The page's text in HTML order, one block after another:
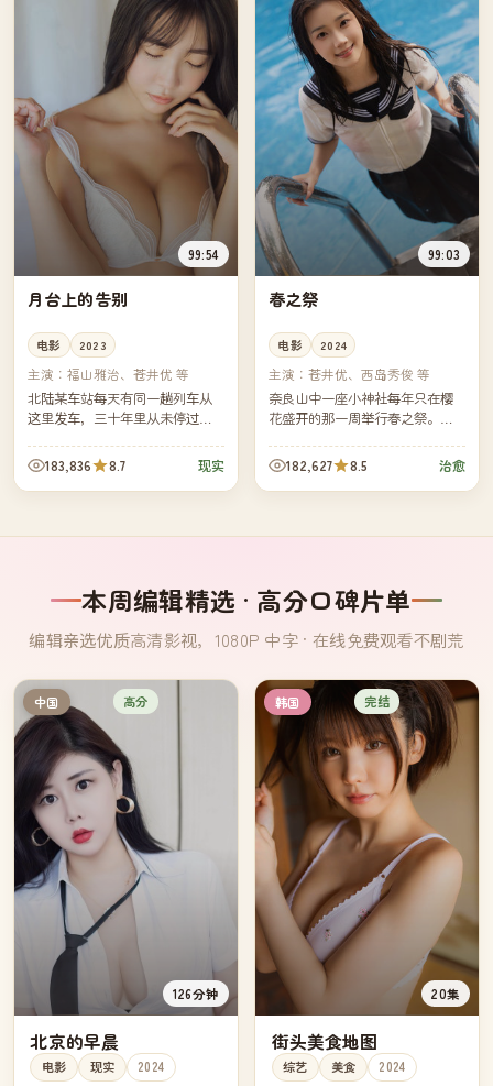
99:54
月台上的告别
电影 2023
主演： 福山雅治、苍井优 等
北陆某车站每天有同一趟列车从
这里发车，三十年里从未停过。
老乘客回到月台，各自说出他们
和这趟列车之间的私人记忆。
183,836 8.7 现实
99:03
春之祭
电影 2024
主演：苍井优、西岛秀俊 等
奈良山中一座小神社每年只在樱
花盛开的那一周举行春之祭。今
回家乡的小女孩，意外卷进了祭
典背后的家族纠葛。
182,627 8.5 治愈
本周编辑精选 · 高分口碑片单
编辑亲选优质高清影视，1080P 中字 · 在线免费观看不剧荒
中国 高分
126分钟
北京的早晨
电影 现实 2024
韩国 完结
20集
街头美食地图
综艺 美食 2024